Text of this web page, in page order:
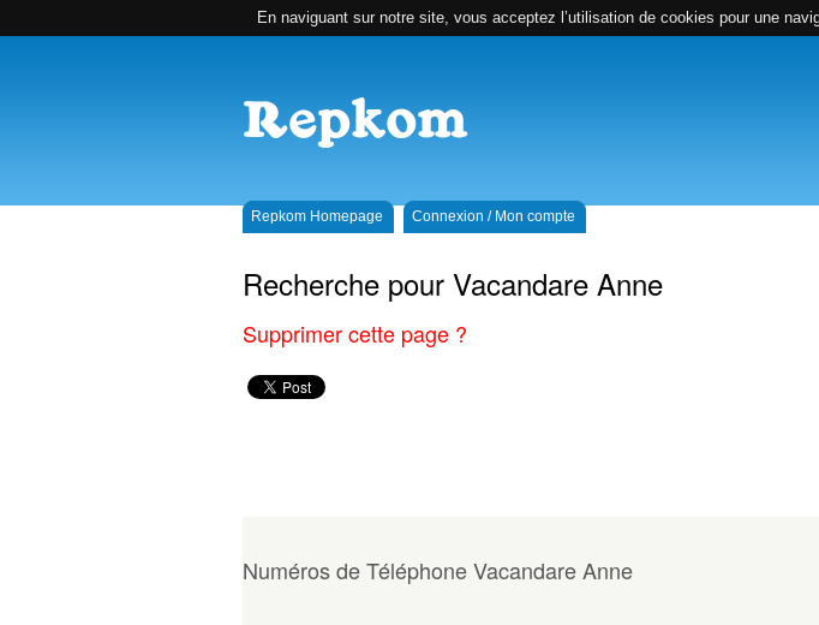
En naviguant sur notre site, vous acceptez l’utilisation de cookies pour une
Repkom Homepage Connexion / Mon compte
Recherche pour Vacandare Anne
Supprimer cette page ?
Numéros de Téléphone Vacandare Anne